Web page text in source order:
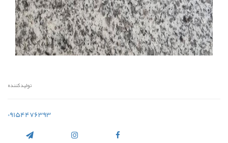
تولیدکننده
09154476393